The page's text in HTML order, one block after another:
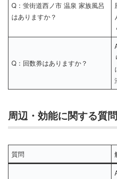
Q：蛍街道西ノ市 温泉 家族風呂
はありますか？
Q：回数券はありますか？
周辺・効能に関する質問
質問